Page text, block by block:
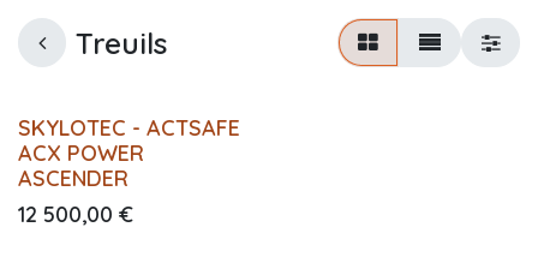
Treuils
SKYLOTEC - ACTSAFE
ACX POWER
ASCENDER
12 500,00 €